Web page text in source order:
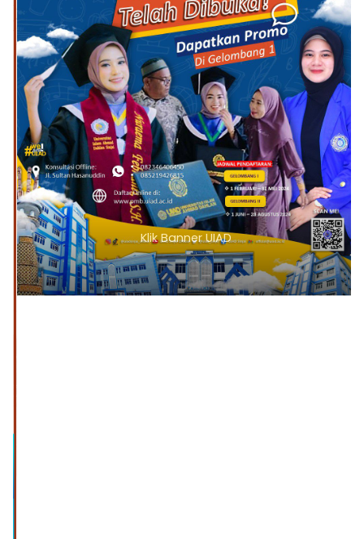
Klik Banner UIAD